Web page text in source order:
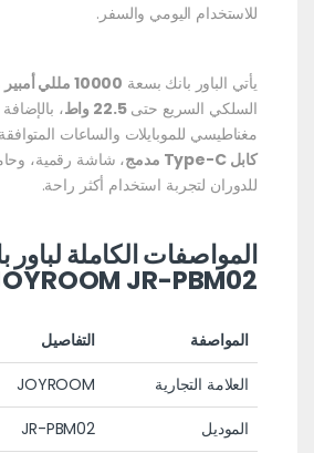
للاستخدام اليومي والسفر.
يأتي الباور بانك بسعة 10000 مللي أمبير
السلكي السريع حتى22.5 واط
،
مغناطيسي للموبايلات والساعات
كابل Type-C مدمج
، شاشة رقمية،
للدوران لتجربة استخدام أكثر راحة.
المواصفات الكاملة لباور
JR-PBM02
المواصفة
التفاصيل
العلامة التجارية
JOYROOM
الموديل
JR-PBM02